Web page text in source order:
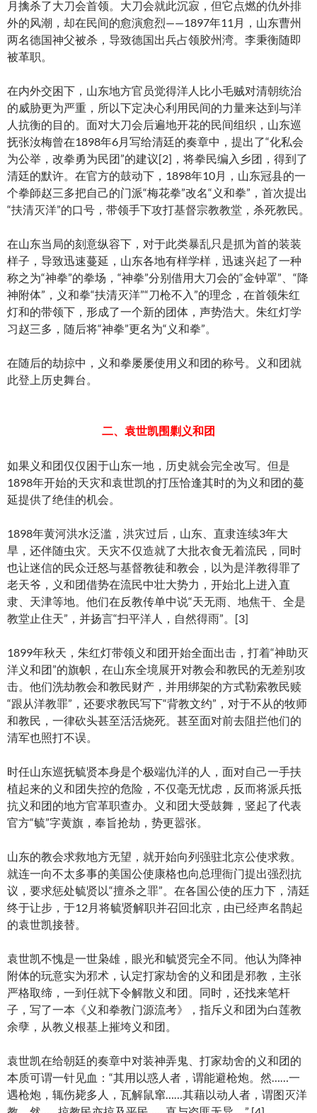
月擒杀了大刀会首领。大刀会就此沉寂，但它点燃的仇外排
外的风潮，却在民间的愈演愈烈——1897年11月，山东曹州
两名德国神父被杀，导致德国出兵占领胶州湾。李秉衡随即
被革职。
在内外交困下，山东地方官员觉得洋人比小毛贼对清朝统治
的威胁更为严重，所以下定决心利用民间的力量来达到与洋
人抗衡的目的。面对大刀会后遍地开花的民间组织，山东巡
抚张汝梅曾在1898年6月写给清廷的奏章中，提出了“化私会
为公举，改拳勇为民团”的建议[2]，将拳民编入乡团，得到了
清廷的默许。在官方的鼓动下，1898年10月，山东冠县的一
个拳師赵三多把自己的门派“梅花拳”改名“义和拳”，首次提出
“扶清灭洋”的口号，带领手下攻打基督宗教教堂，杀死教民。
在山东当局的刻意纵容下，对于此类暴乱只是抓为首的装装
样子，导致迅速蔓延，山东各地有样学样，迅速兴起了一种
称之为“神拳”的拳场，“神拳”分别借用大刀会的“金钟罩”、“降
神附体”，义和拳“扶清灭洋”“刀枪不入”的理念，在首领朱红
灯和的带领下，形成了一个新的团体，声势浩大。朱红灯学
习赵三多，随后将“神拳”更名为“义和拳”。
在随后的劫掠中，义和拳屡屡使用义和团的称号。义和团就
此登上历史舞台。
二、袁世凯围剿义和团
如果义和团仅仅困于山东一地，历史就会完全改写。但是
1898年开始的天灾和袁世凯的打压恰逢其时的为义和团的蔓
延提供了绝佳的机会。
1898年黄河洪水泛滥，洪灾过后，山东、直隶连续3年大
旱，还伴随虫灾。天灾不仅造就了大批衣食无着流民，同时
也让迷信的民众迁怒与基督教徒和教会，以为是洋教得罪了
老天爷，义和团借势在流民中壮大势力，开始北上进入直
隶、天津等地。他们在反教传单中说“天无雨、地焦干、全是
教堂止住天”，并扬言“扫平洋人，自然得雨”。[3]
1899年秋天，朱红灯带领义和团开始全面出击，打着“神助灭
洋义和团”的旗帜，在山东全境展开对教会和教民的无差别攻
击。他们洗劫教会和教民财产，并用绑架的方式勒索教民赎
“跟从洋教罪”，还要求教民写下“背教文约”，对于不从的牧师
和教民，一律砍头甚至活活烧死。甚至面对前去阻拦他们的
清军也照打不误。
时任山东巡抚毓贤本身是个极端仇洋的人，面对自己一手扶
植起来的义和团失控的危险，不仅毫无忧虑，反而将派兵抵
抗义和团的地方官革职查办。义和团大受鼓舞，竖起了代表
官方“毓”字黄旗，奉旨抢劫，势更嚣张。
山东的教会求救地方无望，就开始向列强驻北京公使求救。
就连一向不太多事的美国公使康格也向总理衙门提出强烈抗
议，要求惩处毓贤以“擅杀之罪”。在各国公使的压力下，清廷
终于让步，于12月将毓贤解职并召回北京，由已经声名鹊起
的袁世凯接替。
袁世凯不愧是一世枭雄，眼光和毓贤完全不同。他认为降神
附体的玩意实为邪术，认定打家劫舍的义和团是邪教，主张
严格取缔，一到任就下令解散义和团。同时，还找来笔杆
子，写了一本《义和拳教门源流考》，指斥义和团为白莲教
余孽，从教义根基上摧垮义和团。
袁世凯在给朝廷的奏章中对装神弄鬼、打家劫舍的义和团的
本质可谓一针见血：“其用以惑人者，谓能避枪炮。然……一
遇枪炮，辄伤毙多人，瓦解鼠窜……其藉以动人者，谓图灭洋